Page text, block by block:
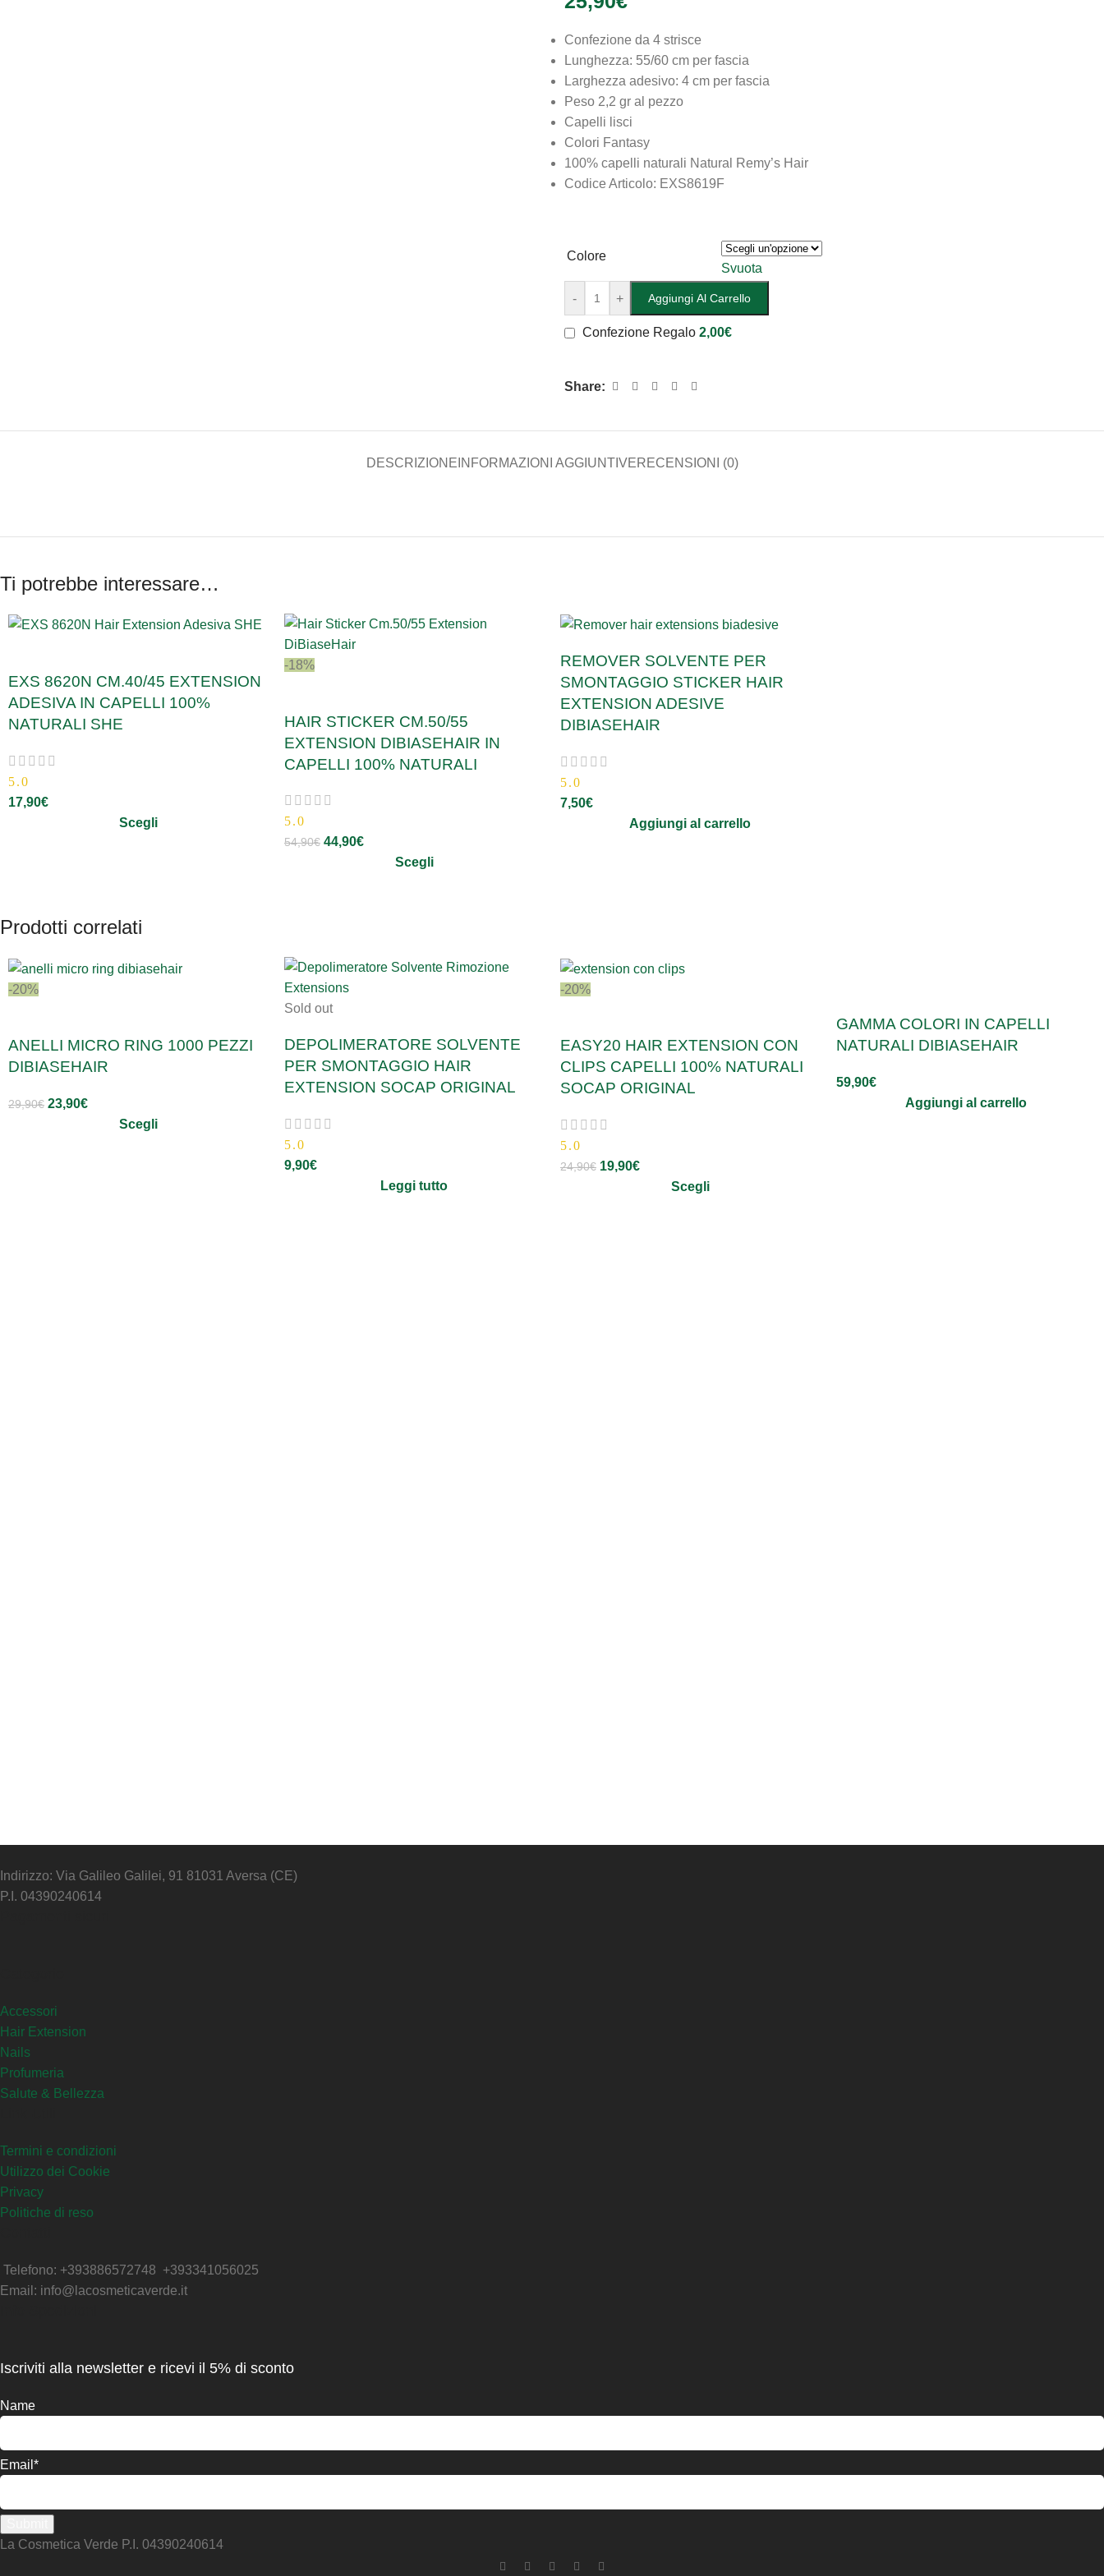
Confezione da 4 strisce
Lunghezza: 55/60 cm per fascia
Larghezza adesivo: 4 cm per fascia
Peso 2,2 gr al pezzo
Capelli lisci
Colori Fantasy
100% capelli naturali Natural Remy’s Hair
Codice Articolo: EXS8619F
Colore
Svuota
- + Aggiungi Al Carrello
Confezione Regalo 2,00€
Share:
DESCRIZIONE INFORMAZIONI AGGIUNTIVERECENSIONI (0)
Ti potrebbe interessare…
EXS 8620N CM.40/45 EXTENSION
ADESIVA IN CAPELLI 100%
NATURALI SHE
5.0
17,90€
Scegli
-18%
HAIR STICKER CM.50/55
EXTENSION DIBIASEHAIR IN
CAPELLI 100% NATURALI
5.0
54,90€ 44,90€
Scegli
REMOVER SOLVENTE PER
SMONTAGGIO STICKER HAIR
EXTENSION ADESIVE
DIBIASEHAIR
5.0
7,50€
Aggiungi al carrello
Prodotti correlati
-20%
ANELLI MICRO RING 1000 PEZZI
DIBIASEHAIR
29,90€ 23,90€
Scegli
Sold out
DEPOLIMERATORE SOLVENTE
PER SMONTAGGIO HAIR
EXTENSION SOCAP ORIGINAL
5.0
9,90€
Leggi tutto
-20%
EASY20 HAIR EXTENSION CON
CLIPS CAPELLI 100% NATURALI
SOCAP ORIGINAL
5.0
24,90€ 19,90€
Scegli
GAMMA COLORI IN CAPELLI
NATURALI DIBIASEHAIR
59,90€
Aggiungi al carrello
Indirizzo: Via Galileo Galilei, 91 81031 Aversa (CE)
P.I. 04390240614
Accessori
Hair Extension
Nails
Profumeria
Salute & Bellezza
Termini e condizioni
Utilizzo dei Cookie
Privacy
Politiche di reso
Telefono: +393886572748 +393341056025
Email: info@lacosmeticaverde.it
Iscriviti alla newsletter e ricevi il 5% di sconto
Name
Email*
La Cosmetica Verde P.I. 04390240614